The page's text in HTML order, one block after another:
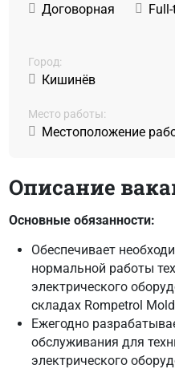
Договорная
Город:
Кишинёв
Место работы:
Местоположение
Описание
Основные обязанности:
Обеспечивает
нормальной работы
электрического
складах Rompetrol
Ежегодно
обслуживания для
электрического